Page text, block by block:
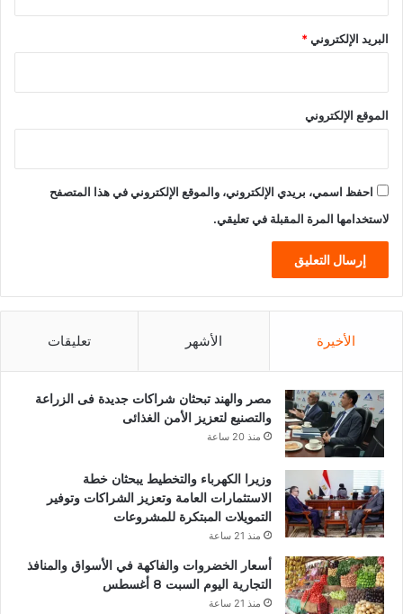
البريد الإلكتروني*
الموقع الإلكتروني
احفظ اسمي، بريدي الإلكتروني، والموقع الإلكتروني في هذا المتصفح
لاستخدامها المرة المقبلة في تعليقي.
الأخيرة الأشهر تعليقات
مصر والهند تبحثان شراكات جديدة فى الزراعة
والتصنيع لتعزيز الأمن الغذائى
منذ 20 ساعة
وزيرا الكهرباء والتخطيط يبحثان خطة
الاستثمارات العامة وتعزيز الشراكات وتوفير
التمويلات المبتكرة للمشروعات
منذ 21 ساعة
أسعار الخضروات والفاكهة في الأسواق والمنافذ
التجارية اليوم السبت 8 أغسطس
منذ 21 ساعة